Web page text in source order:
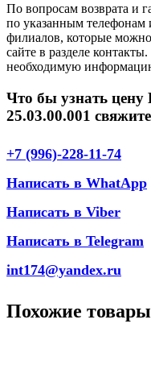
По вопросам возврата и
по указанным
филиалов, которые
сайте в разделе
необходимую
Что бы узнать цену
25.03.00.001
+7 (996)-228-11-74
Написать в WhatApp
Написать в Viber
Написать в Telegram
int174@yandex.ru
Похожие товары